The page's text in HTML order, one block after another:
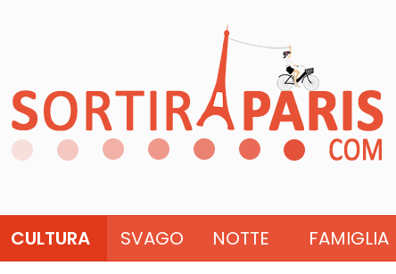
CULTURA SVAGO NOTTE FAMIGLIA